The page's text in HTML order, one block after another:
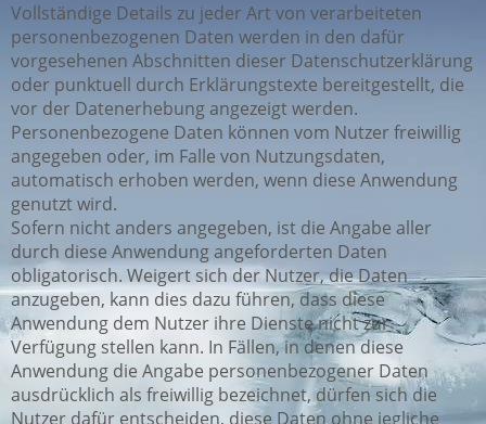
Vollständige Details zu jeder Art von verarbeiteten
personenbezogenen Daten werden in den dafür
vorgesehenen Abschnitten dieser Datenschutzerklärung
oder punktuell durch Erklärungstexte bereitgestellt, die
vor der Datenerhebung angezeigt werden.
Personenbezogene Daten können vom Nutzer freiwillig
angegeben oder, im Falle von Nutzungsdaten,
automatisch erhoben werden, wenn diese Anwendung
genutzt wird.
Sofern nicht anders angegeben, ist die Angabe aller
durch diese Anwendung angeforderten Daten
obligatorisch. Weigert sich der Nutzer, die Daten
anzugeben, kann dies dazu führen, dass diese
Anwendung dem Nutzer ihre Dienste nicht zur
Verfügung stellen kann. In Fällen, in denen diese
Anwendung die Angabe personenbezogener Daten
ausdrücklich als freiwillig bezeichnet, dürfen sich die
Nutzer dafür entscheiden, diese Daten ohne jegliche